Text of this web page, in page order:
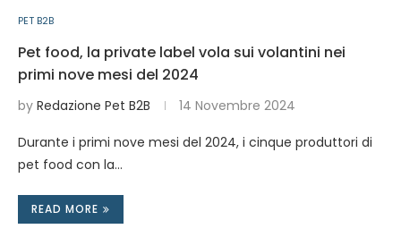
PET B2B
Pet food, la private label vola sui volantini nei
primi nove mesi del 2024
by Redazione Pet B2B 14 Novembre 2024
Durante i primi nove mesi del 2024, i cinque produttori di
pet food con la…
READ MORE